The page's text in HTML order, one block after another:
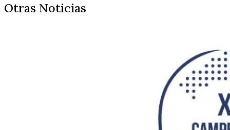
Otras Noticias